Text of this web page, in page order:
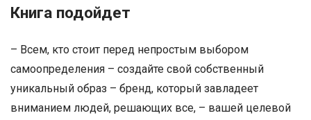
Книга подойдет
– Всем, кто стоит перед непростым выбором
самоопределения – создайте свой собственный
уникальный образ – бренд, который завладеет
вниманием людей, решающих все, – вашей целевой